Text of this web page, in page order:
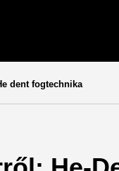
dent fogtechnika